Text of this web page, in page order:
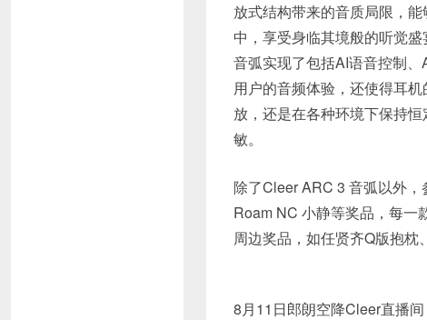
放式结构带来的音质局限，
中，享受身临其境般的听觉
音弧实现了包括AI语音控制
用户的音频体验，还使得耳
放，还是在各种环境下保持
敏。
除了Cleer ARC 3 音弧以外
Roam NC 小静等奖品，每一
周边奖品，如任贤齐Q版抱枕
8月11日郎朗空降Cleer直播